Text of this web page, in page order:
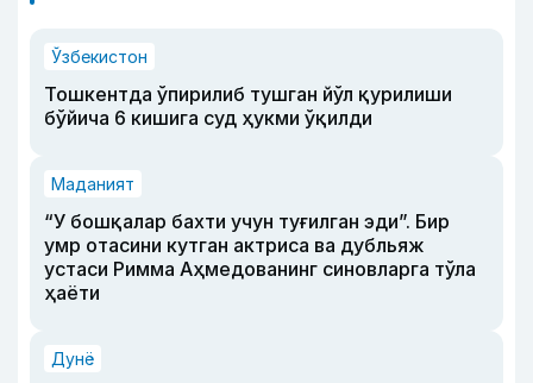
Ўзбекистон
Тошкентда ўпирилиб тушган йўл қурилиши
бўйича 6 кишига суд ҳукми ўқилди
Маданият
“У бошқалар бахти учун туғилган эди”. Бир
умр отасини кутган актриса ва дубльяж
устаси Римма Аҳмедованинг синовларга тўла
ҳаёти
Дунё